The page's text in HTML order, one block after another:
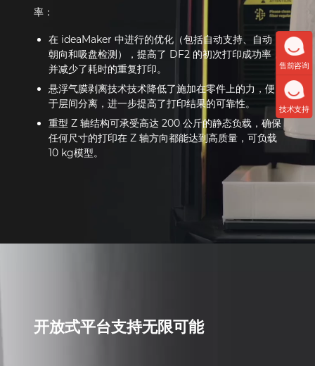
率：
在 ideaMaker 中进行的优化（包括自动支持、自动
朝向和吸盘检测），提高了 DF2 的初次打印成功率，
并减少了耗时的重复打印。
悬浮气膜剥离技术技术降低了施加在零件上的力，便
于层间分离，进一步提高了打印结果的可靠性。
重型 Z 轴结构可承受高达 200 公斤的静态负载，确保
任何尺寸的打印在 Z 轴方向都能达到高质量，可负载
10 kg模型。
开放式平台支持无限可能
售前咨询
技术支持